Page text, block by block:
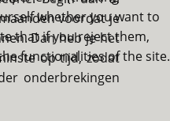
voordat je
Dan heb je het
op tijd, zodat
onderbrekingen
whether you want to
that if you reject them,
functionalities of the site.